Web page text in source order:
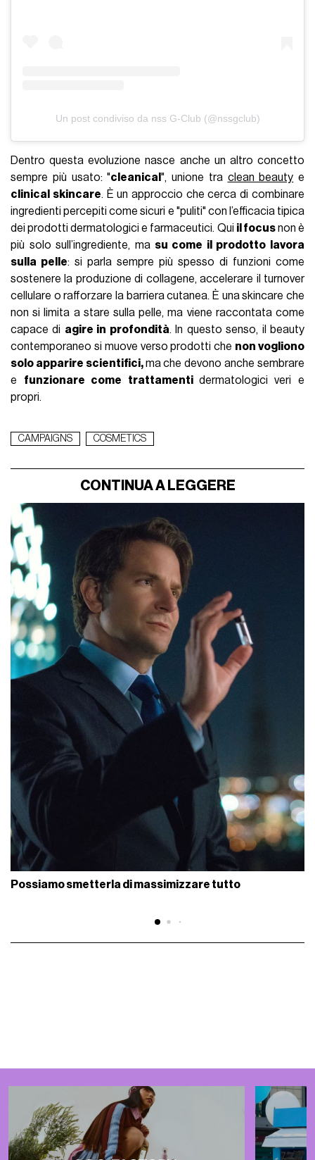
Un post condiviso da nss G-Club (@nssgclub)
Dentro questa evoluzione nasce anche un altro concetto
sempre più usato: "cleanical", unione tra clean beauty e
clinical skincare. È un approccio che cerca di combinare
ingredienti percepiti come sicuri e "puliti" con l’efficacia tipica
dei prodotti dermatologici e farmaceutici. Qui il focusnon è
più solo sull’ingrediente, ma su come il prodotto lavora
sulla pelle: si parla sempre più spesso di funzioni come
sostenere la produzione di collagene, accelerare il turnover
cellulare o rafforzare la barriera cutanea. È una skincare che
non si limita a stare sulla pelle, ma viene raccontata come
capace di agire in profondità. In questo senso, il beauty
contemporaneo si muove verso prodotti che non vogliono
solo apparire scientifici,ma che devono anche sembrare
e funzionare come trattamenti dermatologici veri e
propri.
CAMPAIGNS COSMETICS
CONTINUA A LEGGERE
Possiamo smetterla di massimizzare tutto